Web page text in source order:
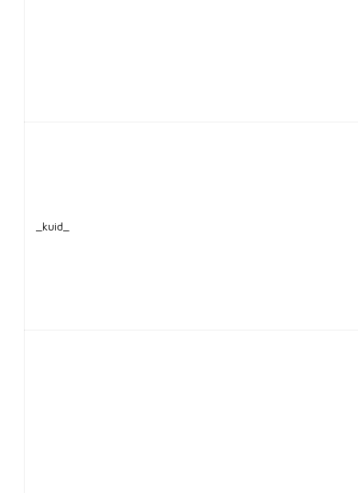
_kuid_